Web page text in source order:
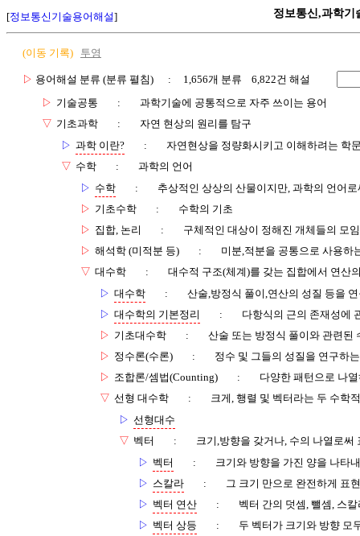
[정보통신기술용어해설] 정보통신,과학기
(이동 기록) 투영
▷ 용어해설 분류 (분류 펼침)
: 1,656개 분류 6,822건 해설
▷ 기술공통 :
과학기술에 공통적으로 자주 쓰이는 용어
▽ 기초과학 :
자연 현상의 원리를 탐구
▷ 과학 이란? :
자연현상을 정량화시키고 이해하려는 학
▽ 수학 :
과학의 언어
▷ 수학 :
추상적인 상상의 산물이지만, 과학의 언어
▷ 기초수학 :
수학의 기초
▷ 집합, 논리 :
구체적인 대상이 정해진 개체들의 모
▷ 해석학 (미적분 등) :
미분,적분을 공통으로 사용하
▽ 대수학 :
대수적 구조(체계)를 갖는 집합에서 연산
▷ 대수학 :
산술,방정식 풀이,연산의 성질 등을
▷ 대수학의 기본정리 :
다항식의 근의 존재성에
▷ 기초대수학 :
산술 또는 방정식 풀이와 관련된
▷ 정수론(수론) :
정수 및 그들의 성질을 연구하
▷ 조합론/셈법(Counting) :
다양한 패턴으로 나
▽ 선형 대수학 :
크게, 행렬 및 벡터라는 두 수학
▷ 선형대수
▽ 벡터 :
크기,방향을 갖거나, 수의 나열로써
▷ 벡터 :
크기와 방향을 가진 양을 나타
▷ 스칼라 :
그 크기 만으로 완전하게 표
▷ 벡터 연산 :
벡터 간의 덧셈, 뺄셈, 스
▷ 벡터 상등 :
두 벡터가 크기와 방향 모